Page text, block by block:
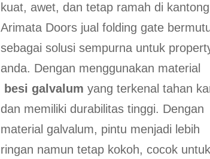
kuat, awet, dan tetap ramah di
Arimata Doors jual folding gate
sebagai solusi sempurna untuk
anda. Dengan menggunakan material
besi galvalum yang terkenal tahan
dan memiliki durabilitas tinggi. Dengan
material galvalum, pintu menjadi lebih
ringan namun tetap kokoh, cocok